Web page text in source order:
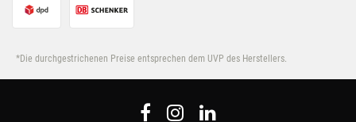
*Die durchgestrichenen Preise entsprechen dem UVP des Herstellers.